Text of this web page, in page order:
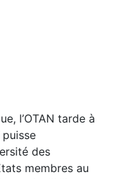
l’OTAN tarde à
des
membres au